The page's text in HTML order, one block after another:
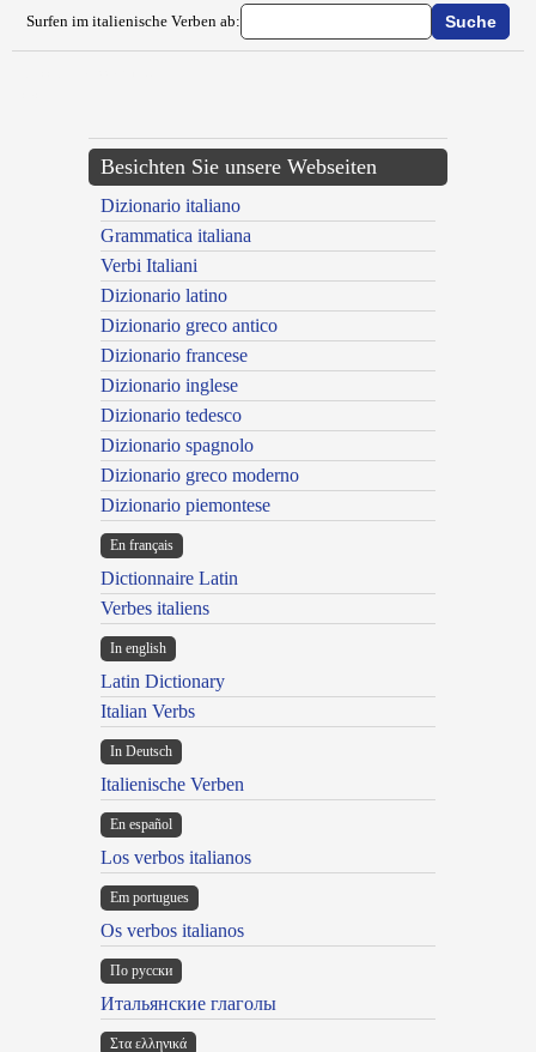
Surfen im italienische Verben ab:
Besichten Sie unsere Webseiten
Dizionario italiano
Grammatica italiana
Verbi Italiani
Dizionario latino
Dizionario greco antico
Dizionario francese
Dizionario inglese
Dizionario tedesco
Dizionario spagnolo
Dizionario greco moderno
Dizionario piemontese
En français
Dictionnaire Latin
Verbes italiens
In english
Latin Dictionary
Italian Verbs
In Deutsch
Italienische Verben
En español
Los verbos italianos
Em portugues
Os verbos italianos
По русски
Итальянские глаголы
Στα ελληνικά